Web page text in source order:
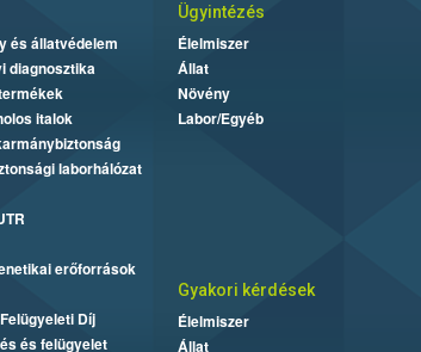
és állatvédelem
diagnosztika
italok
laborhálózat
erőforrások
Díj
és felügyelet
Ügyintézés
Élelmiszer
Állat
Növény
Labor/Egyéb
Gyakori kérdések
Élelmiszer
Állat